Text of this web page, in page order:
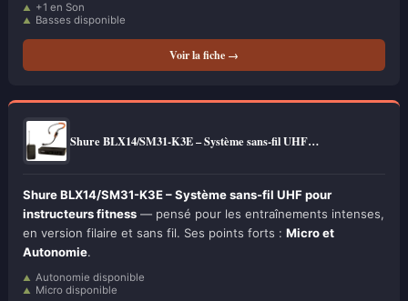
+1 en Son
Basses disponible
Voir la fiche →
Shure BLX14/SM31-K3E – Système sans-fil UHF…
Shure BLX14/SM31-K3E – Système sans-fil UHF pour
instructeurs fitness — pensé pour les entraînements intenses,
en version filaire et sans fil. Ses points forts : Micro et
Autonomie.
Autonomie disponible
Micro disponible